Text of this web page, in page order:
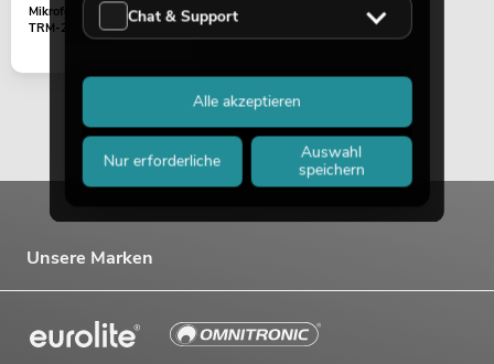
Mikrofonbuchse (XLR)
TRM-202 MK3
Unsere Marken
Chat & Support
Nur erforderliche
Auswahl
speichern
Alle akzeptieren